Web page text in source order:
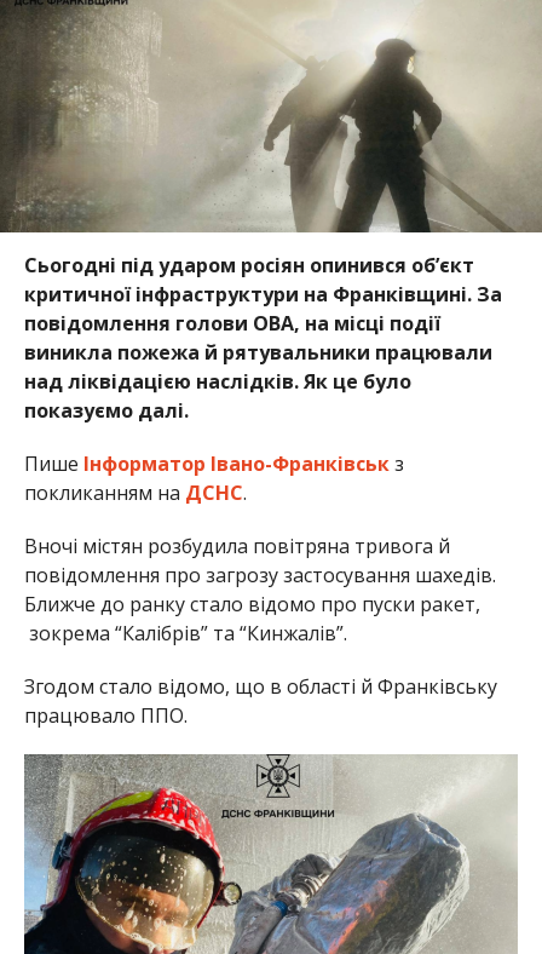
Сьогодні під ударом росіян опинився об’єкт
критичної інфраструктури на Франківщині. За
повідомлення голови ОВА, на місці події
виникла пожежа й рятувальники працювали
над ліквідацією наслідків. Як це було
показуємо далі.
Пише Інформатор Івано-Франківськз
покликанням на ДСНС.
Вночі містян розбудила повітряна тривога й
повідомлення про загрозу застосування шахедів.
Ближче до ранку стало відомо про пуски ракет,
зокрема “Калібрів” та “Кинжалів”.
Згодом стало відомо, що в області й Франківську
працювало ППО.